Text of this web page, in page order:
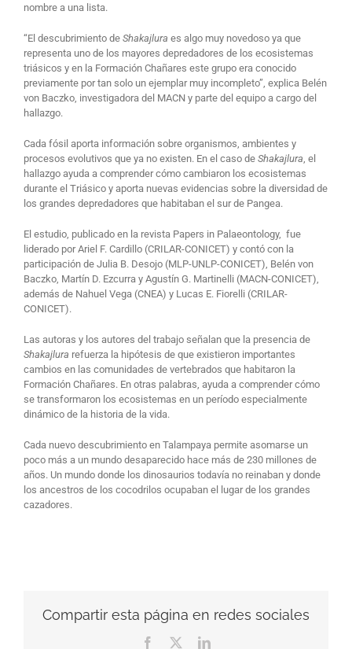
nombre a una lista.
“El descubrimiento de Shakajlura es algo muy novedoso ya que
representa uno de los mayores depredadores de los ecosistemas
triásicos y en la Formación Chañares este grupo era conocido
previamente por tan solo un ejemplar muy incompleto”, explica Belén
von Baczko, investigadora del MACN y parte del equipo a cargo del
hallazgo.
Cada fósil aporta información sobre organismos, ambientes y
procesos evolutivos que ya no existen. En el caso de Shakajlura , el
hallazgo ayuda a comprender cómo cambiaron los ecosistemas
durante el Triásico y aporta nuevas evidencias sobre la diversidad de
los grandes depredadores que habitaban el sur de Pangea.
El estudio, publicado en la revista Papers in Palaeontology, fue
liderado por Ariel F. Cardillo (CRILAR-CONICET) y contó con la
participación de Julia B. Desojo (MLP-UNLP-CONICET), Belén von
Baczko, Martín D. Ezcurra y Agustín G. Martinelli (MACN-CONICET),
además de Nahuel Vega (CNEA) y Lucas E. Fiorelli (CRILAR-
CONICET).
Las autoras y los autores del trabajo señalan que la presencia de
Shakajlura refuerza la hipótesis de que existieron importantes
cambios en las comunidades de vertebrados que habitaron la
Formación Chañares. En otras palabras, ayuda a comprender cómo
se transformaron los ecosistemas en un período especialmente
dinámico de la historia de la vida.
Cada nuevo descubrimiento en Talampaya permite asomarse un
poco más a un mundo desaparecido hace más de 230 millones de
años. Un mundo donde los dinosaurios todavía no reinaban y donde
los ancestros de los cocodrilos ocupaban el lugar de los grandes
cazadores.
Compartir esta página en redes sociales
Facebook LinkedIn